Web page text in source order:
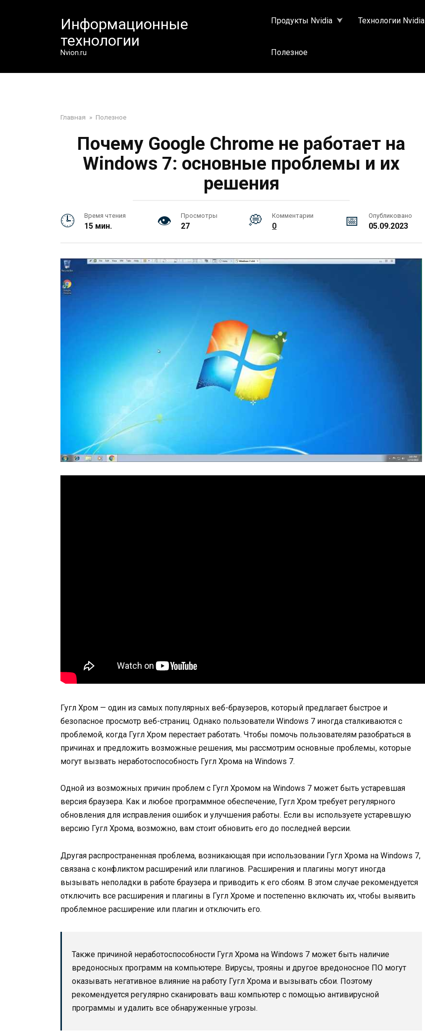
Информационные
технологии
Nvion.ru
Продукты Nvidia Технологии Nvidia
Полезное
Главная » Полезное
Почему Google Chrome не работает на
Windows 7: основные проблемы и их
решения
Время чтения
15 мин.
Просмотры
27
Комментарии
0
Опубликовано
05.09.2023
Гугл Хром — один из самых популярных веб-браузеров, который предлагает быстрое и
безопасное просмотр веб-страниц. Однако пользователи Windows 7 иногда сталкиваются с
проблемой, когда Гугл Хром перестает работать. Чтобы помочь пользователям разобраться в
причинах и предложить возможные решения, мы рассмотрим основные проблемы, которые
могут вызвать неработоспособность Гугл Хрома на Windows 7.
Одной из возможных причин проблем с Гугл Хромом на Windows 7 может быть устаревшая
версия браузера. Как и любое программное обеспечение, Гугл Хром требует регулярного
обновления для исправления ошибок и улучшения работы. Если вы используете устаревшую
версию Гугл Хрома, возможно, вам стоит обновить его до последней версии.
Другая распространенная проблема, возникающая при использовании Гугл Хрома на Windows 7,
связана с конфликтом расширений или плагинов. Расширения и плагины могут иногда
вызывать неполадки в работе браузера и приводить к его сбоям. В этом случае рекомендуется
отключить все расширения и плагины в Гугл Хроме и постепенно включать их, чтобы выявить
проблемное расширение или плагин и отключить его.
Также причиной неработоспособности Гугл Хрома на Windows 7 может быть наличие
вредоносных программ на компьютере. Вирусы, трояны и другое вредоносное ПО могут
оказывать негативное влияние на работу Гугл Хрома и вызывать сбои. Поэтому
рекомендуется регулярно сканировать ваш компьютер с помощью антивирусной
программы и удалить все обнаруженные угрозы.